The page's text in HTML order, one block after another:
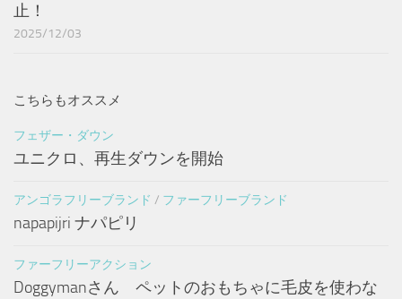
止！
2025/12/03
こちらもオススメ
フェザー・ダウン
ユニクロ、再生ダウンを開始
アンゴラフリーブランド / ファーフリーブランド
napapijri ナパピリ
ファーフリーアクション
Doggymanさん ペットのおもちゃに毛皮を使わな